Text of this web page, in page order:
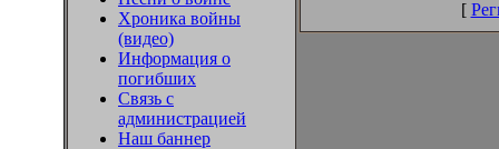
Хроника войны
(видео)
Информация о
погибших
Связь с
администрацией
Наш баннер
[